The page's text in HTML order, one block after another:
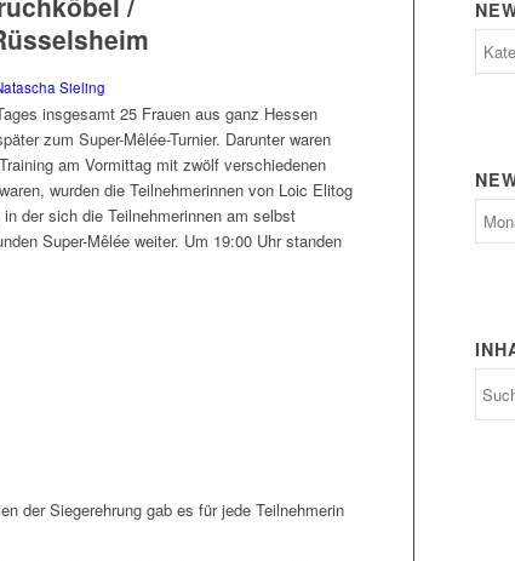
Sieling
insgesamt 25 Frauen aus ganz Hessen
zum Super-Mêlée-Turnier. Darunter waren
am Vormittag mit zwölf verschiedenen
wurden die Teilnehmerinnen von Loic Elitog
der sich die Teilnehmerinnen am selbst
Super-Mêlée weiter. Um 19:00 Uhr standen
der Siegerehrung gab es für jede Teilnehmerin